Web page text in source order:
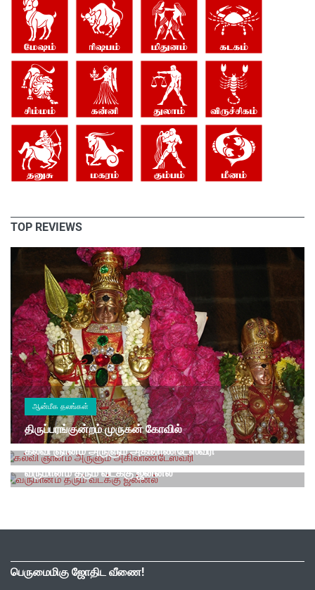
TOP REVIEWS
ஆன்மீக தலங்கள்
திருப்பரங்குன்றம் முருகன் கோவில்
ஆன்மீக தலங்கள்
கல்வி ஞானம் அருளும் அகிலாண்டேஸ்வரி
வாஸ்து
வருமானம் தரும் வடக்கு ஜன்னல்
பெருமைமிகு ஜோதிட வீணை!